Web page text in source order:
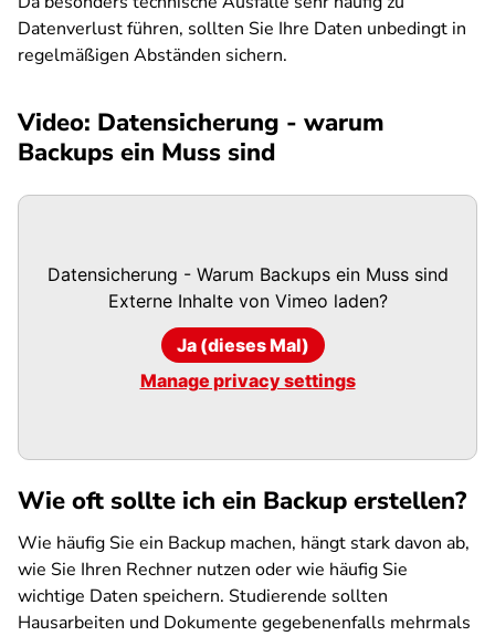
Datenverlust führen, sollten Sie Ihre Daten unbedingt in
regelmäßigen Abständen sichern.
Video: Datensicherung - warum
Backups ein Muss sind
Datensicherung - Warum Backups ein Muss sind
Externe Inhalte von Vimeo laden?
Ja (dieses Mal)
Manage privacy settings
Wie oft sollte ich ein Backup erstellen?
Wie häufig Sie ein Backup machen, hängt stark davon ab,
wie Sie Ihren Rechner nutzen oder wie häufig Sie
wichtige Daten speichern. Studierende sollten
Hausarbeiten und Dokumente gegebenenfalls mehrmals